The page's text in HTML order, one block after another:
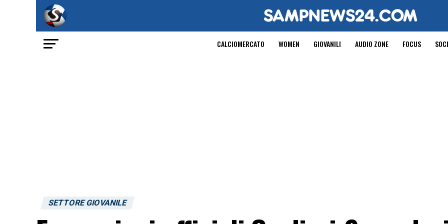
CALCIOMERCATO WOMEN GIOVANILI AUDIO ZONE FOCUS
SETTORE GIOVANILE